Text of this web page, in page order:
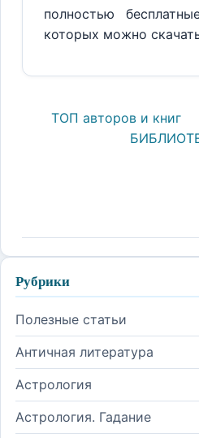
полностью
которых можно
ТОП авторов и книг
Рубрики
Полезные статьи
Античная литература
Астрология
Астрология. Гадание